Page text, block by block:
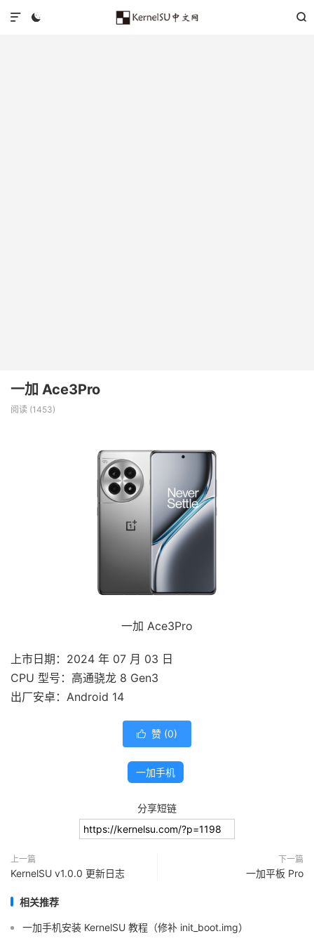



一加 Ace3Pro
阅读 (1453)
一加 Ace3Pro
上市日期：2024 年 07 月 03 日
CPU 型号：高通骁龙 8 Gen3
出厂安卓：Android 14
 赞 (0)
一加手机
分享短链
上一篇
KernelSU v1.0.0 更新日志
下一篇
一加平板 Pro
相关推荐
一加手机安装 KernelSU 教程（修补 init_boot.img）